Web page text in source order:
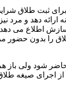
ثبت طلاق
دهد و مرد
اطلاع می
را بدون حضور
شود ولی باز
اجرای صیغه